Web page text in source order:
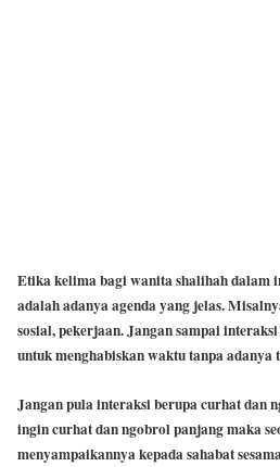
Etika kelima bagi wanita shalihah dalam
adalah adanya agenda yang jelas.
sosial, pekerjaan. Jangan sampai
untuk menghabiskan waktu tanpa adanya
Jangan pula interaksi berupa curhat dan
ingin curhat dan ngobrol panjang maka
menyampaikannya kepada sahabat